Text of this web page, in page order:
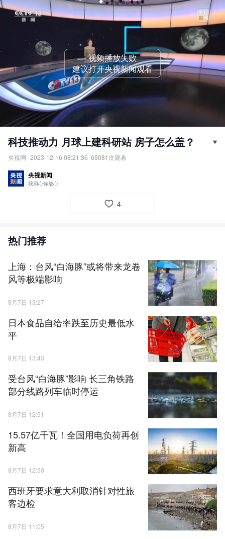
视频播放失败
建议打开央视新闻观看
科技推动力 月球上建科研站 房子怎么盖？
央视网 2023-12-16 08:21:36 69081 次观看
责任编辑：央视网
央视新闻
我用心你放心
4
热门推荐
上海：台风“白海豚”或将带来龙卷
风等极端影响
8月7日 13:27
日本食品自给率跌至历史最低水
平
8月7日 13:43
受台风“白海豚”影响 长三角铁路
部分线路列车临时停运
8月7日 12:51
15.57亿千瓦！全国用电负荷再创
新高
8月7日 12:50
西班牙要求意大利取消针对性旅
客边检
8月7日 11:05